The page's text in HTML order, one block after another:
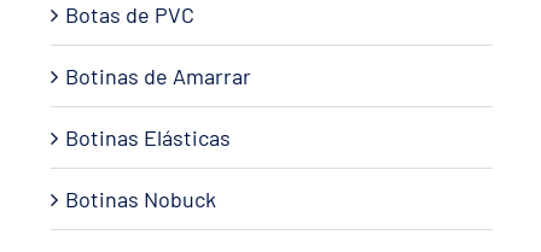
Botas de PVC
Botinas de Amarrar
Botinas Elásticas
Botinas Nobuck